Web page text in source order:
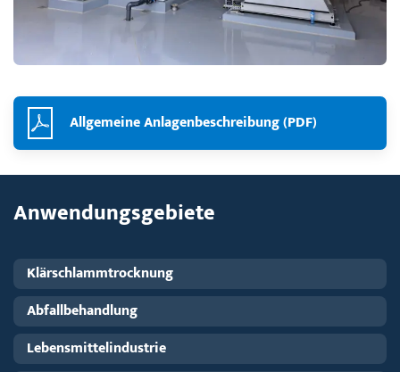
Allgemeine Anlagenbeschreibung (PDF)
Anwendungsgebiete
Klärschlammtrocknung
Abfallbehandlung
Lebensmittelindustrie